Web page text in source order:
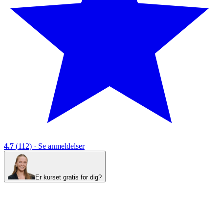
4.7 (112) · Se anmeldelser
Er kurset gratis for dig?